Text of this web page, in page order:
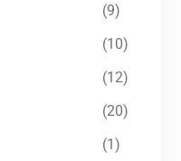
(9)
(10)
(12)
(20)
(1)